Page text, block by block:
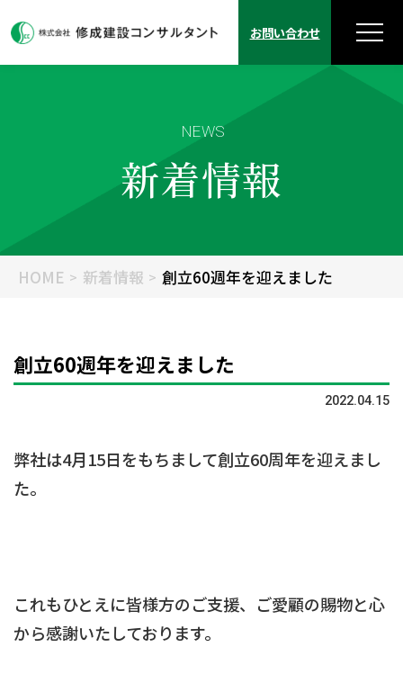
お問い合わせ
NEWS
新着情報
HOME 新着情報 創立60週年を迎えました
創立60週年を迎えました
2022.04.15
弊社は4月15日をもちまして創立60周年を迎えまし
た。
これもひとえに皆様方のご支援、ご愛顧の賜物と心
から感謝いたしております。